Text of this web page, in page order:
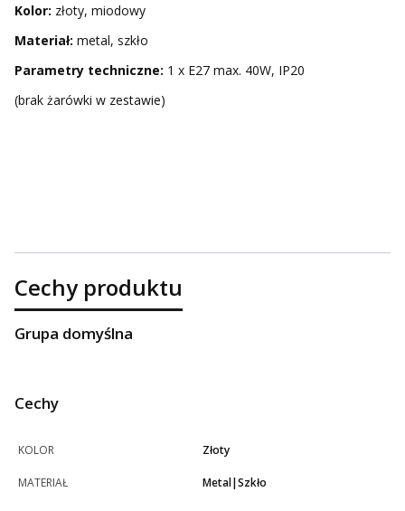
Kolor: złoty, miodowy
Materiał: metal, szkło
Parametry techniczne: 1 x E27 max. 40W, IP20
(brak żarówki w zestawie)
Cechy produktu
Grupa domyślna
Cechy
KOLOR Złoty
MATERIAŁ Metal|Szkło